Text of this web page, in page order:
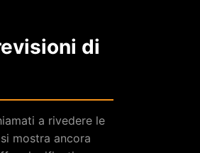
di
a rivedere le
mostra ancora